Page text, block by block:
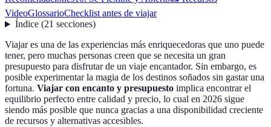
VideoGlossarioChecklist antes de viajar
Índice(21 secciones)
Viajar es una de las experiencias más enriquecedoras que uno puede
tener, pero muchas personas creen que se necesita un gran
presupuesto para disfrutar de un viaje encantador. Sin embargo, es
posible experimentar la magia de los destinos soñados sin gastar una
fortuna. Viajar con encanto y presupuesto implica encontrar el
equilibrio perfecto entre calidad y precio, lo cual en 2026 sigue
siendo más posible que nunca gracias a una disponibilidad creciente
de recursos y alternativas accesibles.